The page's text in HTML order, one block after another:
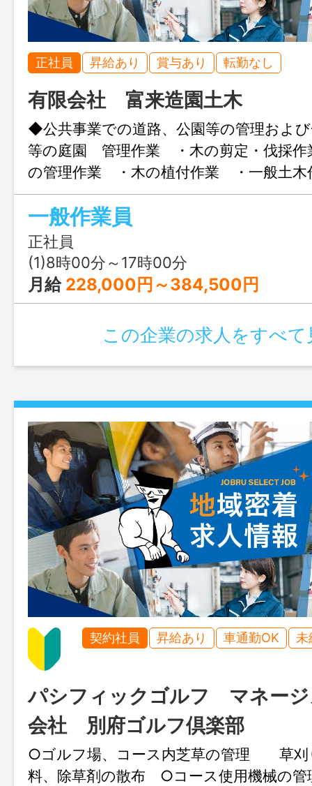
正社員 昇給あり 賞与あり 転勤なし
有限会社 富来造園土木
◆公共事業での道路、公園等の管理およ
等の庭園 管理作業 ・木の剪定・伐採
の管理作業 ・木の植付作業 ・一般土
範囲：変更なし ※応募には、ハロー
が必要です
一般作業員
正社員
(1)8時00分～17時00分
月給 228,000円～384,500円
この企業の求人をすべて
契約社員 昇給あり 車通勤OK 未
パシフィックゴルフ マネージ
会社 別府ゴルフ倶楽部
○ゴルフ場、コース内芝草の管理 草刈
料、除草剤の散布 ○コース使用機械